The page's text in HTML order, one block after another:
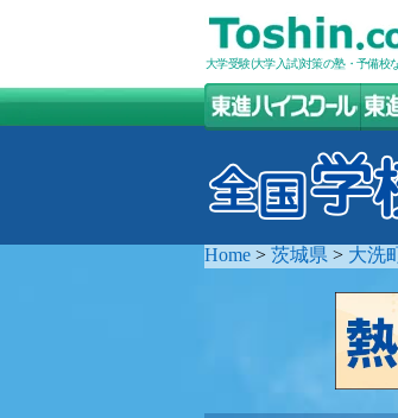
大学受験(大学入試)対策の塾・予備校
Home > 茨城県 > 大洗